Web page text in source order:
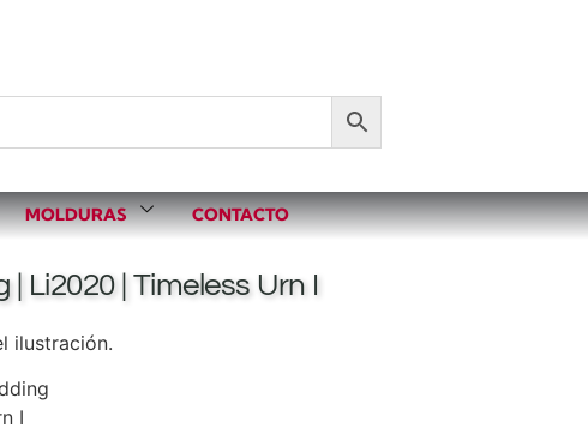
MOLDURAS CONTACTO
Li2020 | Timeless Urn I
ilustración.
I